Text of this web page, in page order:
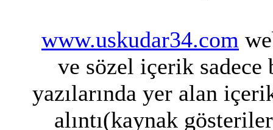
www.uskudar34.com
ve sözel içerik sadece
yazılarında yer alan
alıntı(kaynak